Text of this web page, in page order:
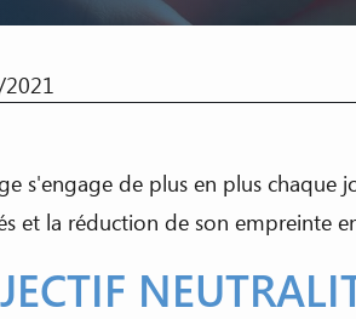
s'engage de plus en plus chaque
et la réduction de son empreinte